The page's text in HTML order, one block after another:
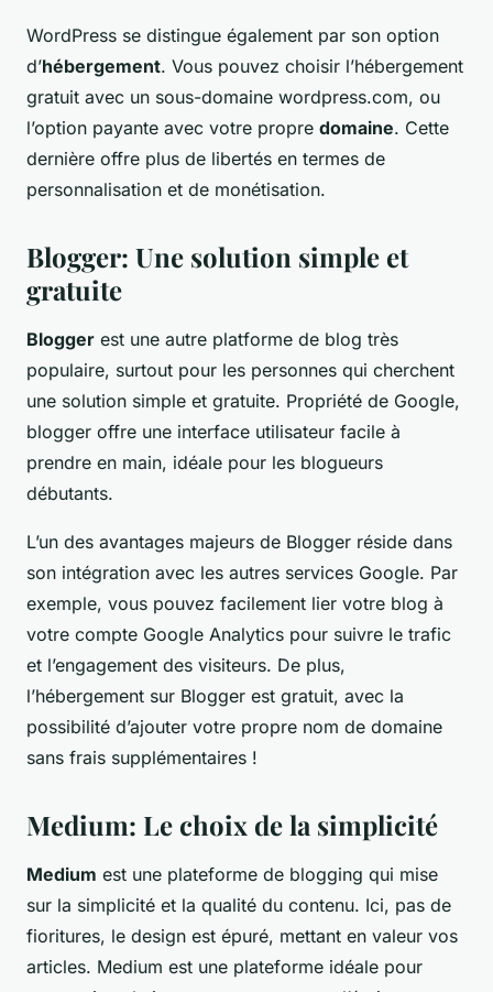
WordPress se distingue également par son option
d’hébergement. Vous pouvez choisir l’hébergement
gratuit avec un sous-domaine wordpress.com, ou
l’option payante avec votre propre domaine. Cette
dernière offre plus de libertés en termes de
personnalisation et de monétisation.
Blogger: Une solution simple et
gratuite
Blogger est une autre platforme de blog très
populaire, surtout pour les personnes qui cherchent
une solution simple et gratuite. Propriété de Google,
blogger offre une interface utilisateur facile à
prendre en main, idéale pour les blogueurs
débutants.
L’un des avantages majeurs de Blogger réside dans
son intégration avec les autres services Google. Par
exemple, vous pouvez facilement lier votre blog à
votre compte Google Analytics pour suivre le trafic
et l’engagement des visiteurs. De plus,
l’hébergement sur Blogger est gratuit, avec la
possibilité d’ajouter votre propre nom de domaine
sans frais supplémentaires !
Medium: Le choix de la simplicité
Medium est une plateforme de blogging qui mise
sur la simplicité et la qualité du contenu. Ici, pas de
fioritures, le design est épuré, mettant en valeur vos
articles. Medium est une plateforme idéale pour